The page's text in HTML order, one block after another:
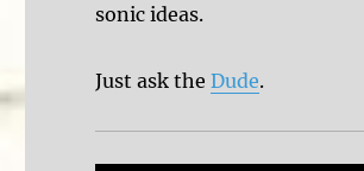
sonic ideas.
Just ask theDude.